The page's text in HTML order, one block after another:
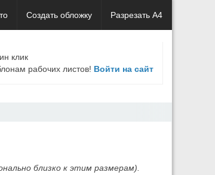
Создать обложку Разрезать А4
клик
рабочих листов! Войти на сайт
близко к этим размерам).